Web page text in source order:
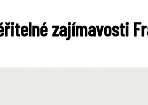
zajímavosti